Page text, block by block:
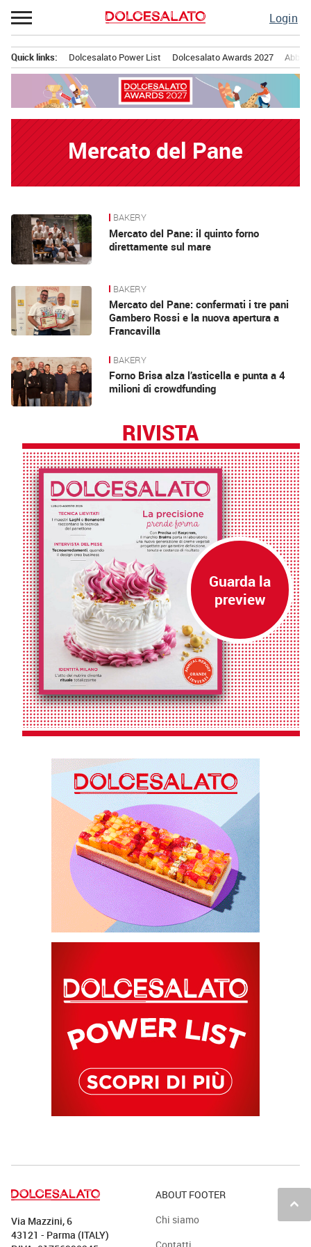
Passa
al
Login
principale
Quick links: Dolcesalato Power List Dolcesalato Awards 2027
Mercato del Pane
News BAKERY
Mercato del Pane: il quinto forno
direttamente sul mare
BAKERY
Mercato del Pane: confermati i tre pani
Gambero Rossi e la nuova apertura a
Francavilla
BAKERY
Forno Brisa alza l’asticella e punta a 4
milioni di crowdfunding
RIVISTA
keyboard_arrow_up
Via Mazzini, 6
43121 - Parma (ITALY)
ABOUT FOOTER
Chi siamo